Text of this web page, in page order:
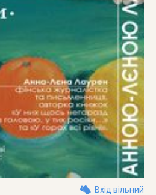
Вхід вільний